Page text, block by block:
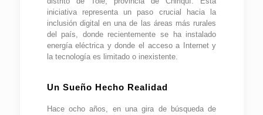
iniciativa representa un paso crucial hacia la
inclusión digital en una de las áreas más rurales
del país, donde recientemente se ha instalado
energía eléctrica y donde el acceso a Internet y
la tecnología es limitado o inexistente.
Un Sueño Hecho Realidad
Hace ocho años, en una gira de búsqueda de